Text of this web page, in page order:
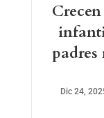
padres
Dic 24,